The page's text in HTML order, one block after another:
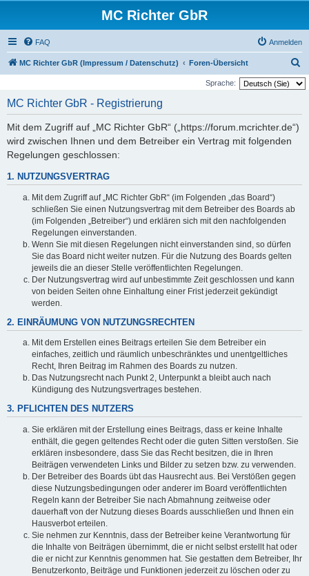
MC Richter GbR
FAQ Anmelden
MC Richter GbR (Impressum / Datenschutz) Foren-Übersicht
u
Sprache:
MC Richter GbR - Registrierung
Mit dem Zugriff auf „MC Richter GbR“ („https://forum.mcrichter.de“)
wird zwischen Ihnen und dem Betreiber ein Vertrag mit folgenden
Regelungen geschlossen:
1. NUTZUNGSVERTRAG
Mit dem Zugriff auf „MC Richter GbR“ (im Folgenden „das Board“)
schließen Sie einen Nutzungsvertrag mit dem Betreiber des Boards ab
(im Folgenden „Betreiber“) und erklären sich mit den nachfolgenden
Regelungen einverstanden.
Wenn Sie mit diesen Regelungen nicht einverstanden sind, so dürfen
Sie das Board nicht weiter nutzen. Für die Nutzung des Boards gelten
jeweils die an dieser Stelle veröffentlichten Regelungen.
Der Nutzungsvertrag wird auf unbestimmte Zeit geschlossen und kann
von beiden Seiten ohne Einhaltung einer Frist jederzeit gekündigt
werden.
2. EINRÄUMUNG VON NUTZUNGSRECHTEN
Mit dem Erstellen eines Beitrags erteilen Sie dem Betreiber ein
einfaches, zeitlich und räumlich unbeschränktes und unentgeltliches
Recht, Ihren Beitrag im Rahmen des Boards zu nutzen.
Das Nutzungsrecht nach Punkt 2, Unterpunkt a bleibt auch nach
Kündigung des Nutzungsvertrages bestehen.
3. PFLICHTEN DES NUTZERS
Sie erklären mit der Erstellung eines Beitrags, dass er keine Inhalte
enthält, die gegen geltendes Recht oder die guten Sitten verstoßen. Sie
erklären insbesondere, dass Sie das Recht besitzen, die in Ihren
Beiträgen verwendeten Links und Bilder zu setzen bzw. zu verwenden.
Der Betreiber des Boards übt das Hausrecht aus. Bei Verstößen gegen
diese Nutzungsbedingungen oder anderer im Board veröffentlichten
Regeln kann der Betreiber Sie nach Abmahnung zeitweise oder
dauerhaft von der Nutzung dieses Boards ausschließen und Ihnen ein
Hausverbot erteilen.
Sie nehmen zur Kenntnis, dass der Betreiber keine Verantwortung für
die Inhalte von Beiträgen übernimmt, die er nicht selbst erstellt hat oder
die er nicht zur Kenntnis genommen hat. Sie gestatten dem Betreiber, Ihr
Benutzerkonto, Beiträge und Funktionen jederzeit zu löschen oder zu